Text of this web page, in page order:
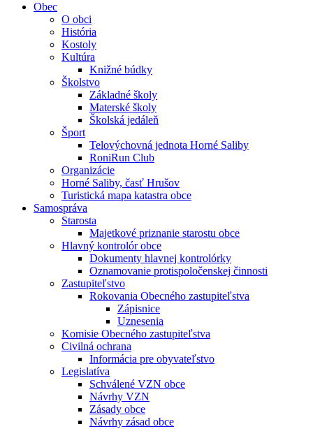
Obec
O obci
História
Kostoly
Kultúra
Knižné búdky
Školstvo
Základné školy
Materské školy
Školská jedáleň
Šport
Telovýchovná jednota Horné Saliby
RoniRun Club
Organizácie
Horné Saliby, časť Hrušov
Turistická mapa katastra obce
Samospráva
Starosta
Majetkové priznanie starostu obce
Hlavný kontrolór obce
Dokumenty hlavnej kontrolórky
Oznamovanie protispoločenskej činnosti
Zastupiteľstvo
Rokovania Obecného zastupiteľstva
Zápisnice
Uznesenia
Komisie Obecného zastupiteľstva
Civilná ochrana
Informácia pre obyvateľstvo
Legislatíva
Schválené VZN obce
Návrhy VZN
Zásady obce
Návrhy zásad obce